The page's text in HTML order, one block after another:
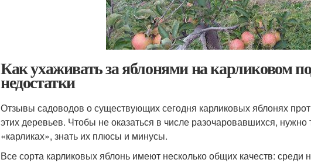
Как ухаживать за яблонями на карликовом
недостатки
Отзывы садоводов о существующих сегодня карликовых яблонях
этих деревьев. Чтобы не оказаться в числе разочаровавшихся,
«карликах», знать их плюсы и минусы.
Все сорта карликовых яблонь имеют несколько общих качеств: среди